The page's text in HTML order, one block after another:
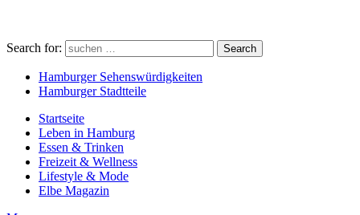
Search for: Search
Hamburger Sehenswürdigkeiten
Hamburger Stadtteile
Startseite
Leben in Hamburg
Essen & Trinken
Freizeit & Wellness
Lifestyle & Mode
Elbe Magazin